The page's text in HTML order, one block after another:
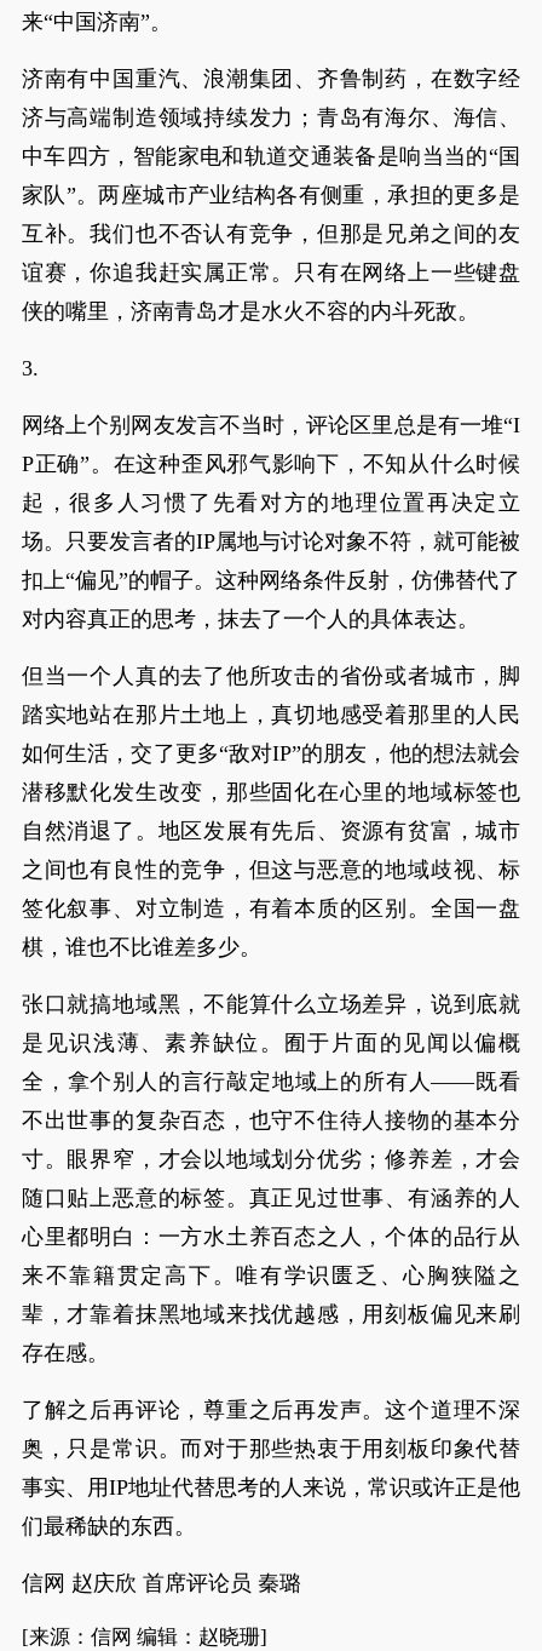
来“中国济南”。
济南有中国重汽、浪潮集团、齐鲁制药，在数字经
济与高端制造领域持续发力；青岛有海尔、海信、
中车四方，智能家电和轨道交通装备是响当当的“国
家队”。两座城市产业结构各有侧重，承担的更多是
互补。我们也不否认有竞争，但那是兄弟之间的友
谊赛，你追我赶实属正常。只有在网络上一些键盘
侠的嘴里，济南青岛才是水火不容的内斗死敌。
3.
网络上个别网友发言不当时，评论区里总是有一堆“I
P正确”。在这种歪风邪气影响下，不知从什么时候
起，很多人习惯了先看对方的地理位置再决定立
场。只要发言者的IP属地与讨论对象不符，就可能被
扣上“偏见”的帽子。这种网络条件反射，仿佛替代了
对内容真正的思考，抹去了一个人的具体表达。
但当一个人真的去了他所攻击的省份或者城市，脚
踏实地站在那片土地上，真切地感受着那里的人民
如何生活，交了更多“敌对IP”的朋友，他的想法就会
潜移默化发生改变，那些固化在心里的地域标签也
自然消退了。地区发展有先后、资源有贫富，城市
之间也有良性的竞争，但这与恶意的地域歧视、标
签化叙事、对立制造，有着本质的区别。全国一盘
棋，谁也不比谁差多少。
张口就搞地域黑，不能算什么立场差异，说到底就
是见识浅薄、素养缺位。囿于片面的见闻以偏概
全，拿个别人的言行敲定地域上的所有人——既看
不出世事的复杂百态，也守不住待人接物的基本分
寸。眼界窄，才会以地域划分优劣；修养差，才会
随口贴上恶意的标签。真正见过世事、有涵养的人
心里都明白：一方水土养百态之人，个体的品行从
来不靠籍贯定高下。唯有学识匮乏、心胸狭隘之
辈，才靠着抹黑地域来找优越感，用刻板偏见来刷
存在感。
了解之后再评论，尊重之后再发声。这个道理不深
奥，只是常识。而对于那些热衷于用刻板印象代替
事实、用IP地址代替思考的人来说，常识或许正是他
们最稀缺的东西。
信网 赵庆欣 首席评论员 秦璐
[来源：信网 编辑：赵晓珊]